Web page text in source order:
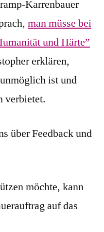
Karrenbauer
man müsse bei
und Härte”
erklären,
ist und
verbietet.
über Feedback und
möchte, kann
auf das